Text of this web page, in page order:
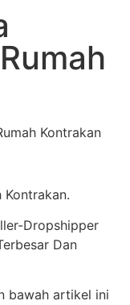
Kontrakan.
Dropshipper
Dan
bawah artikel ini